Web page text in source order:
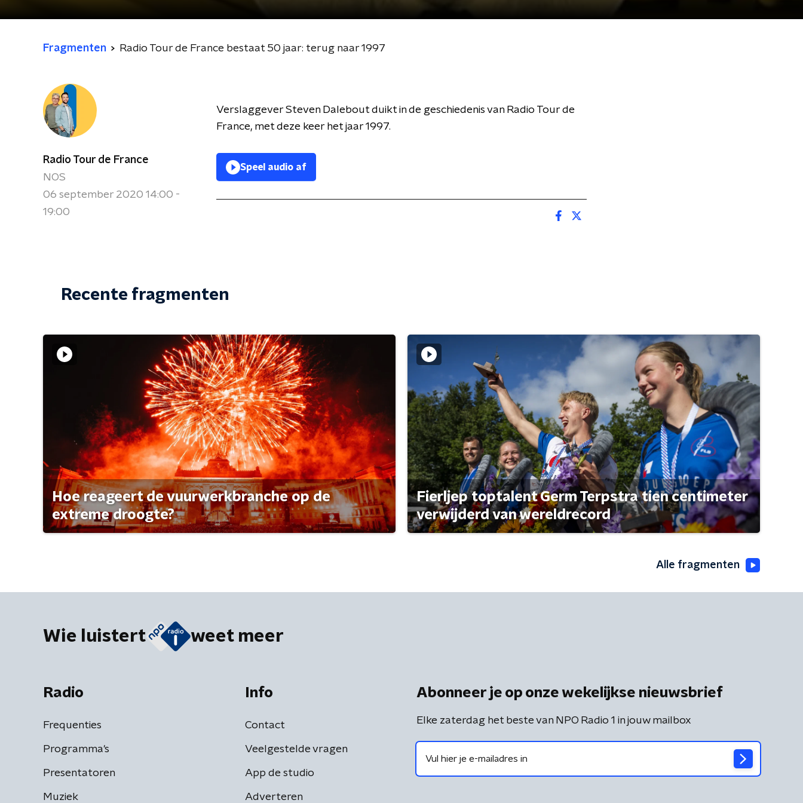
Fragmenten Radio Tour de France bestaat 50 jaar: terug naar 1997
Radio Tour de France
NOS
06 september 2020 14:00 -
19:00
Verslaggever Steven Dalebout duikt in de geschiedenis van Radio Tour de
France, met deze keer het jaar 1997.
Speel audio af
Recente fragmenten
Hoe reageert de vuurwerkbranche op de
extreme droogte?
Fierljep toptalent Germ Terpstra tien centimeter
verwijderd van wereldrecord
Alle fragmenten
Wie luistert weet meer
Radio
Frequenties
Programma's
Presentatoren
Muziek
Info
Contact
Veelgestelde vragen
App de studio
Adverteren
Abonneer je op onze wekelijkse nieuwsbrief
Elke zaterdag het beste van NPO Radio 1 in jouw mailbox